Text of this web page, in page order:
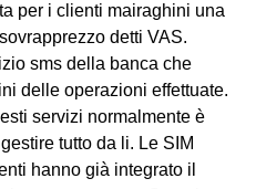
per i clienti mairaghini una
detti VAS.
sms della banca che
delle operazioni effettuate.
servizi normalmente è
tutto da li. Le SIM
hanno già integrato il